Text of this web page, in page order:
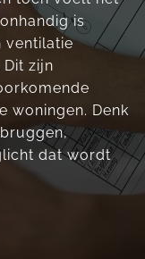
is
ventilatie
zijn
woningen.​ Denk
dat wordt